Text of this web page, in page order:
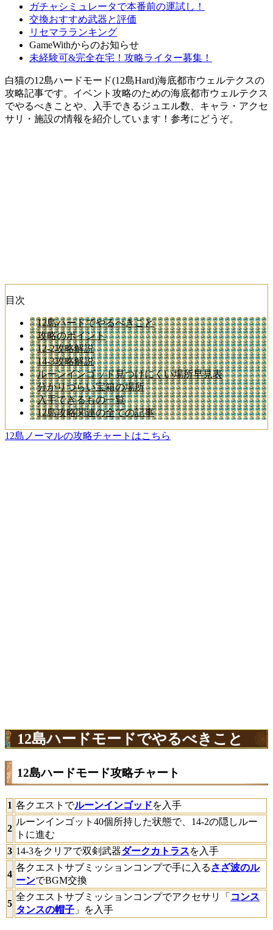
ガチャシミュレータで本番前の運試し！
交換おすすめ武器と評価
リセマラランキング
GameWithからのお知らせ
未経験可&完全在宅！攻略ライター募集！
白猫の12島ハードモード(12島Hard)海底都市ウェルテクスの
攻略記事です。イベント攻略のための海底都市ウェルテクス
でやるべきことや、入手できるジュエル数、キャラ・アクセ
サリ・施設の情報を紹介しています！参考にどうぞ。
目次
12島ハードでやるべきこと
攻略のポイント
12-2攻略解説
14-3攻略解説
ルーンインゴッド見つけにくい場所早見表
分かりづらい宝箱の場所
入手できるもの一覧
12島攻略関連の全ての記事
12島ノーマルの攻略チャートはこちら
12島ハードモードでやるべきこと
12島ハードモード攻略チャート
1 各クエストでルーンインゴッドを入手
2
ルーンインゴット40個所持した状態で、14-2の隠しルー
トに進む
3 14-3をクリアで双剣武器ダークカトラスを入手
4
各クエストサブミッションコンプで手に入る さざ波のル
ーンでBGM交換
5
全クエストサブミッションコンプでアクセサリ「 コンス
タンスの帽子 」を入手